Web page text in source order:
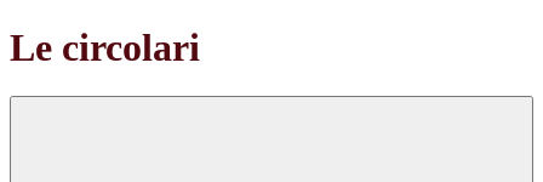
Le circolari